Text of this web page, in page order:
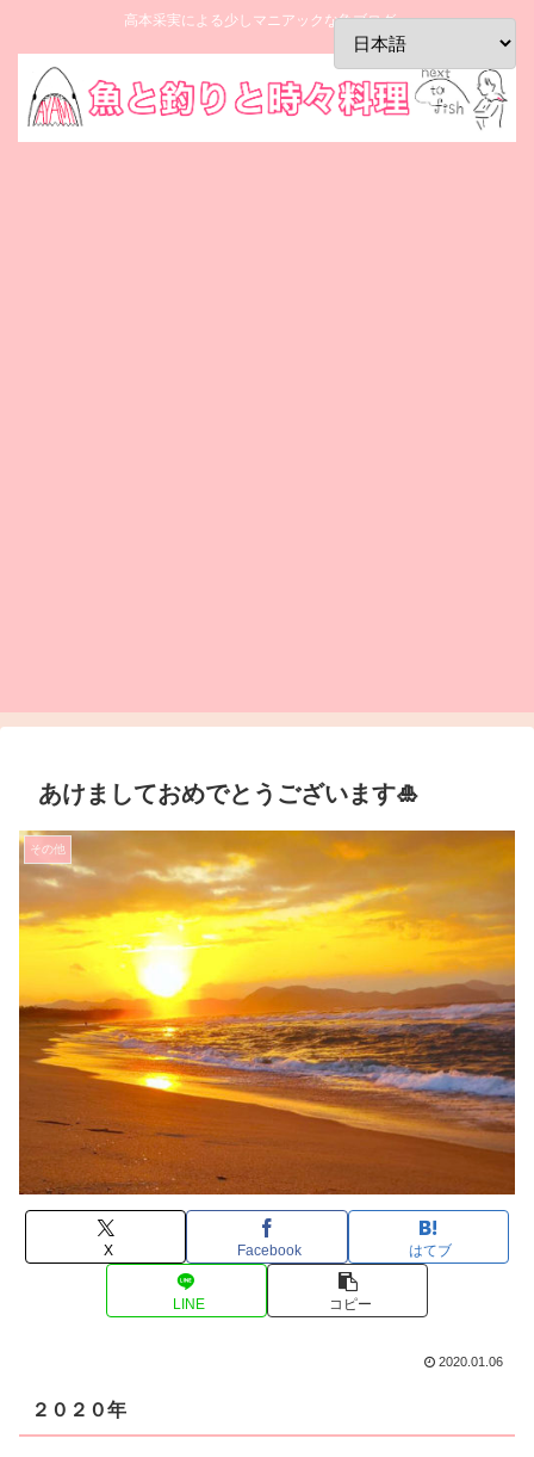
高本采実による少しマニアックな魚ブログ。
あけましておめでとうございます🎍
その他
X Facebook はてブ
LINE コピー
2020.01.06
２０２０年